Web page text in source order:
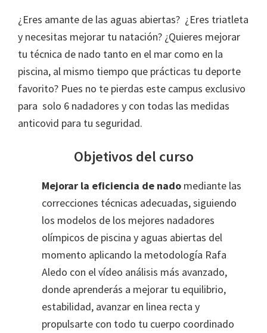
¿Eres amante de las aguas abiertas? ¿Eres triatleta
y necesitas mejorar tu natación? ¿Quieres mejorar
tu técnica de nado tanto en el mar como en la
piscina, al mismo tiempo que prácticas tu deporte
favorito? Pues no te pierdas este campus exclusivo
para solo 6 nadadores y con todas las medidas
anticovid para tu seguridad.
Objetivos del curso
Mejorar la eficiencia de nado mediante las
correcciones técnicas adecuadas, siguiendo
los modelos de los mejores nadadores
olímpicos de piscina y aguas abiertas del
momento aplicando la metodología Rafa
Aledo con el vídeo análisis más avanzado,
donde aprenderás a mejorar tu equilibrio,
estabilidad, avanzar en linea recta y
propulsarte con todo tu cuerpo coordinado